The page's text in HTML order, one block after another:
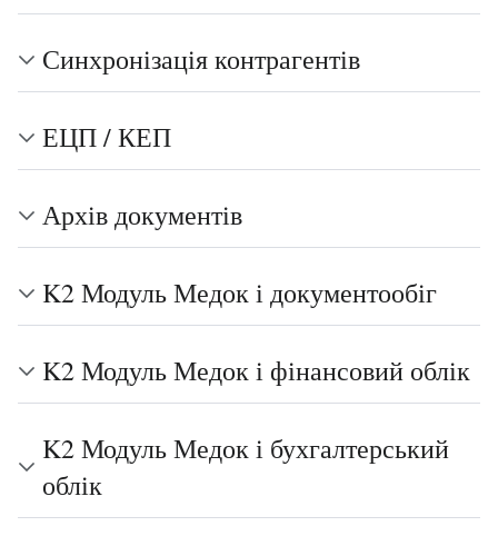
Синхронізація контрагентів
ЕЦП / КЕП
Архів документів
K2 Модуль Медок і документообіг
K2 Модуль Медок і фінансовий облік
K2 Модуль Медок і бухгалтерський
облік